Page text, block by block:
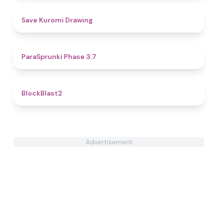
Save Kuromi Drawing
ParaSprunki Phase 3.7
BlockBlast2
Advertisement